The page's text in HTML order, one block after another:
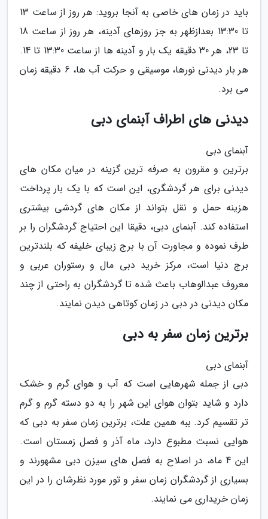
باید در زمان های خاصی به آنجا بروید: هر روز از ساعت 13
تا 13:30 بعدازظهر به جز روزهای آدینه، هر روز از ساعت 18
تا 23، هر 30 دقیقه یک بار و آدینه ها از ساعت 13:30 تا 14.
هر بار دیدنی نورها، موسیقی و حرکت آب ها، 6 دقیقه زمان
می برد.
دیدنی های اطراف آبنمای دبی
آبنمای دبی
برترین و مقرون به صرفه ترین گزینه در میان مکان های
دیدنی برای هر گردشگری، این است که با یک بار پرداخت
هزینه حمل و نقل بتواند از مکان های گردشی بیشتری
استفاده کند. آبنمای دبی، دقیقا این احتیاج گردشگران را بر
طرف نموده و مجاورت آن با برج زیبای خلیفه که بلندترین
برج دنیا است، مرکز خرید دبی مال و رستوران عربی و
معروف عبدالوهاب باعث شده تا گردشگران به راحتی از چند
مکان دیدنی در دبی در زمان کوتاهی دیدن نمایند.
برترین زمان سفر به دبی
آبنمای دبی
دبی از جمله شهرهایی است که آب و هوای گرم و خشک
دارد و شاید بتوان هوای این شهر را به دو دسته گرم و گرم
تر تقسیم کرد. ببه همین علت، برترین زمان سفر به دبی که
هوایی نسبت مطبوع دارد، ماه آذر و فصل زمستان است.
این 4 ماه، در اصلاح به فصل های سیزن دبی مشهورند و
بسیاری از گردشگران زمان سفر و تور مورد نظرشان را در این
زمان خریداری می نمایند.